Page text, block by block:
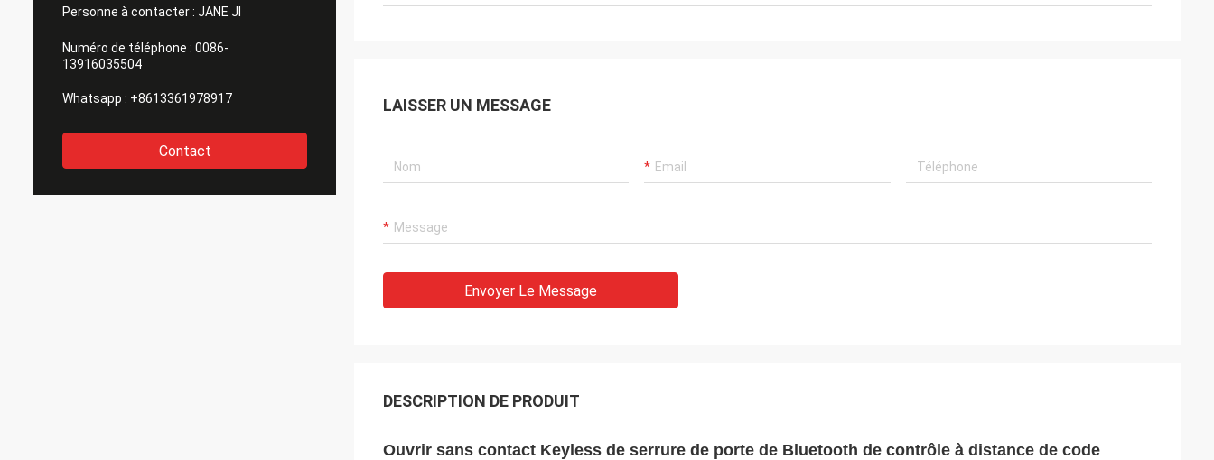
Personne à contacter : JANE JI
Numéro de téléphone : 0086-
13916035504
Whatsapp : +8613361978917
Contact
LAISSER UN MESSAGE
Envoyer Le Message
DESCRIPTION DE PRODUIT
Ouvrir sans contact Keyless de serrure de porte de Bluetooth de contrôle à distance de code